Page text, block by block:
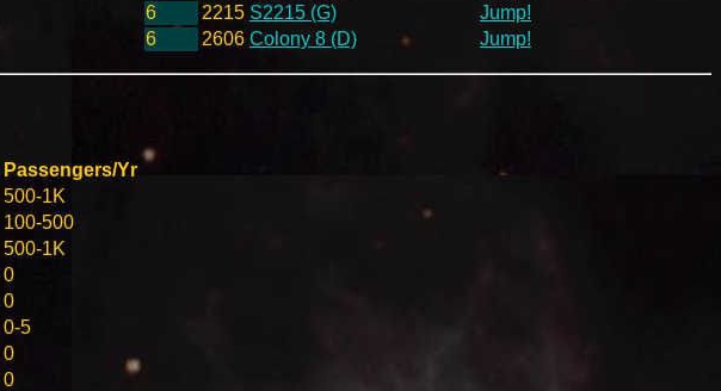
6
2215 S2215 (G)
Jump!
6
2606 Colony 8 (D) Jump!
Passengers/Yr
500-1K
100-500
500-1K
0
0
0-5
0
0